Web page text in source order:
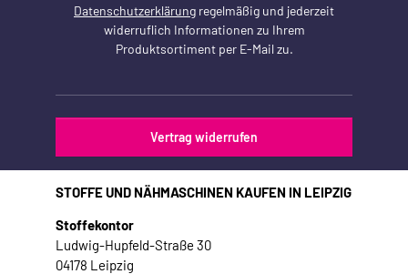
Datenschutzerklärung regelmäßig und jederzeit
widerruflich Informationen zu Ihrem
Produktsortiment per E-Mail zu.
Vertrag widerrufen
STOFFE UND NÄHMASCHINEN KAUFEN IN LEIPZIG
Stoffekontor
Ludwig-Hupfeld-Straße 30
04178 Leipzig